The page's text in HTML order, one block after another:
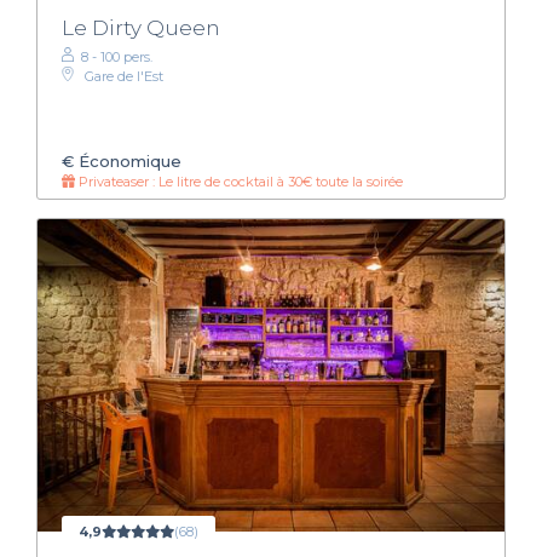
Le Dirty Queen
8 - 100 pers.
Gare de l'Est
€ Économique
Privateaser : Le litre de cocktail à 30€ toute la soirée
4,9 (68)